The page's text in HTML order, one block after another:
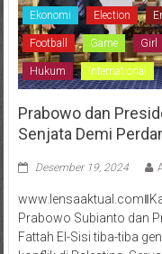
Ekonomi Election
Football Game Girl
Hukum International
Prabowo dan
Senjata Demi
Desember 19, 2024
Prabowo Subianto dan
Fattah El-Sisi tiba-tiba